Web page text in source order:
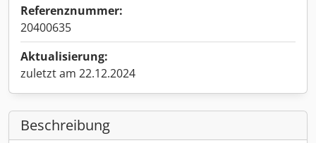
Referenznummer:
20400635
Aktualisierung:
zuletzt am 22.12.2024
Beschreibung